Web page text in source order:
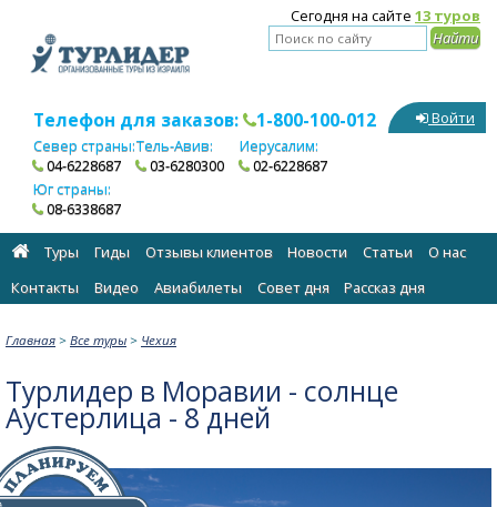
Сегодня на сайте 13 туров
Телефон для заказов: 1-800-100-012
Север страны:
04-6228687
Тель-Авив:
03-6280300
Иерусалим:
02-6228687
Юг страны:
08-6338687
Войти
Туры Гиды Отзывы клиентов Новости Статьи
О нас
Контакты
Видео Авиабилеты Cовет дня Рассказ дня
Главная > Все туры > Чехия
Турлидер в Моравии - солнце
Аустерлица - 8 дней